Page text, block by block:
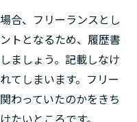
合、フリーランスとし
トとなるため、履歴書
ましょう。記載しなけ
てしまいます。フリー
わっていたのかをきち